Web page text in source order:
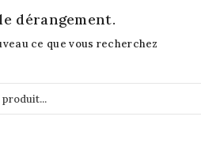
dérangement.
ce que vous recherchez